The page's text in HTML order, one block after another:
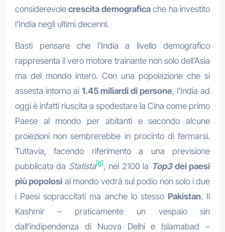
considerevolecrescita demograficache ha investito
l’India negli ultimi decenni.
Basti pensare che l’India a livello demografico
rappresenta il vero motore trainante non solo dell’Asia
ma del mondo intero. Con una popolazione che si
assesta intorno ai 1.45 miliardi di persone, l’India ad
oggi è infatti riuscita a spodestare la Cina come primo
Paese al mondo per abitanti e secondo alcune
proiezioni non sembrerebbe in procinto di fermarsi.
Tuttavia, facendo riferimento a una previsione
pubblicata da Statista[6], nel 2100 la Top3dei paesi
più popolosi al mondo vedrà sul podio non solo i due
i Paesi sopraccitati ma anche lo stessoPakistan. Il
Kashmir – praticamente un vespaio sin
dall’indipendenza di Nuova Delhi e Islamabad –